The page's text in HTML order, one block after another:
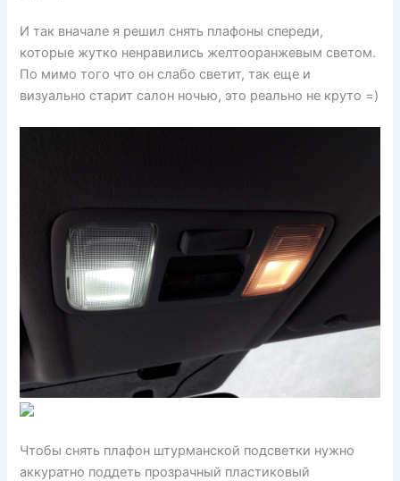
И так вначале я решил снять плафоны спереди,
которые жутко ненравились желтооранжевым светом.
По мимо того что он слабо светит, так еще и
визуально старит салон ночью, это реально не круто =)
Чтобы снять плафон штурманской подсветки нужно
аккуратно поддеть прозрачный пластиковый